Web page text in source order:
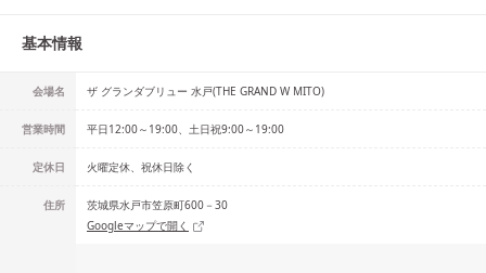
基本情報
会場名 ザ グランダブリュー 水戸(THE GRAND W MITO)
営業時間 平日12:00～19:00、土日祝9:00～19:00
定休日 火曜定休、祝休日除く
住所
茨城県水戸市笠原町600－30
Googleマップで開く